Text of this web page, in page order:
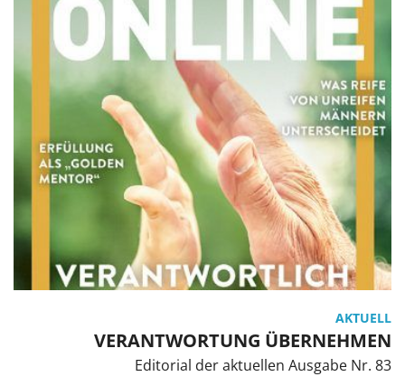
AKTUELL
VERANTWORTUNG ÜBERNEHMEN
Editorial der aktuellen Ausgabe Nr. 83